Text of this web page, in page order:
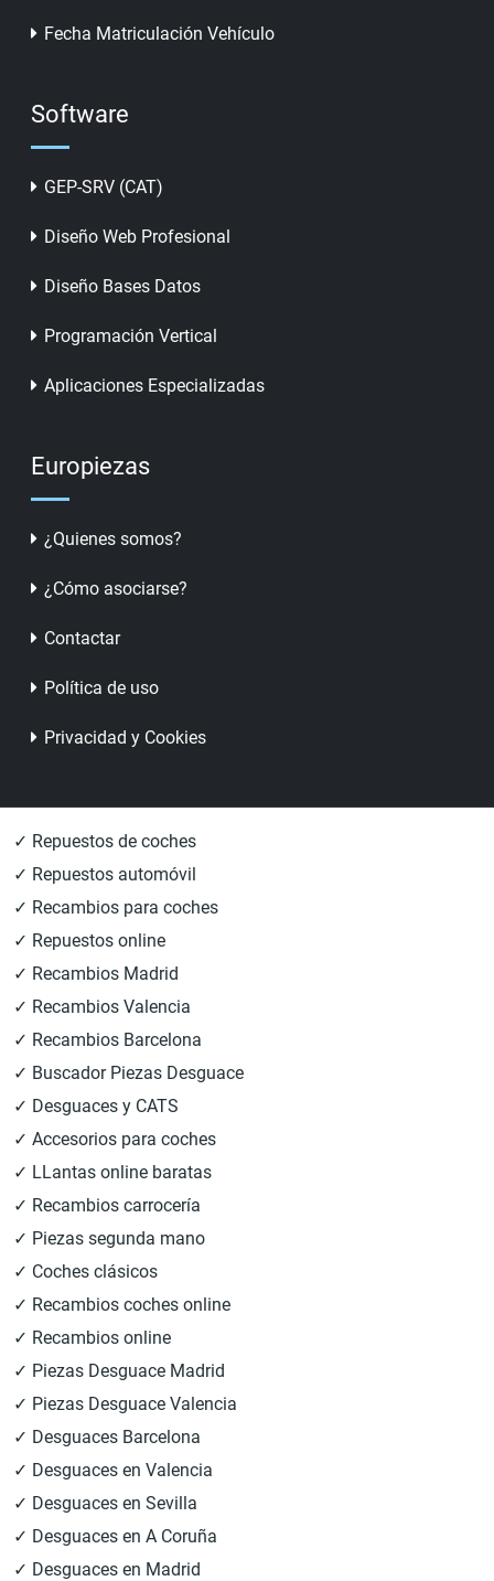
Fecha Matriculación Vehículo
Software
GEP-SRV (CAT)
Diseño Web Profesional
Diseño Bases Datos
Programación Vertical
Aplicaciones Especializadas
Europiezas
¿Quienes somos?
¿Cómo asociarse?
Contactar
Política de uso
Privacidad y Cookies
✓ Repuestos de coches
✓ Repuestos automóvil
✓ Recambios para coches
✓ Repuestos online
✓ Recambios Madrid
✓ Recambios Valencia
✓ Recambios Barcelona
✓ Buscador Piezas Desguace
✓ Desguaces y CATS
✓ Accesorios para coches
✓ LLantas online baratas
✓ Recambios carrocería
✓ Piezas segunda mano
✓ Coches clásicos
✓ Recambios coches online
✓ Recambios online
✓ Piezas Desguace Madrid
✓ Piezas Desguace Valencia
✓ Desguaces Barcelona
✓ Desguaces en Valencia
✓ Desguaces en Sevilla
✓ Desguaces en A Coruña
✓ Desguaces en Madrid